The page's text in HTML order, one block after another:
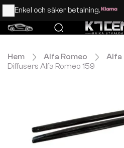
Enkel och säker betalning.
Hem Alfa Romeo Alfa
Diffusers Alfa Romeo 159